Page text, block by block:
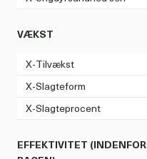
VÆKST
X-Tilvækst
X-Slagteform
X-Slagteprocent
EFFEKTIVITET (INDENFOR